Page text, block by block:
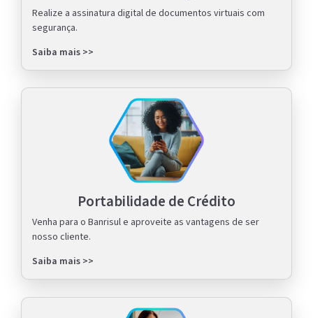
Realize a assinatura digital de documentos virtuais com
segurança.
Saiba mais >>
Portabilidade de Crédito
Venha para o Banrisul e aproveite as vantagens de ser
nosso cliente.
Saiba mais >>